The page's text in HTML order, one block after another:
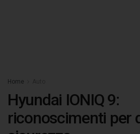
Home
Hyundai IONIQ 9:
riconoscimenti per